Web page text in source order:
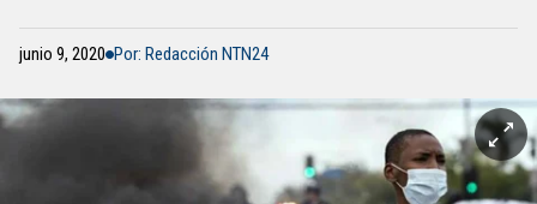
junio 9, 2020 Por: Redacción NTN24